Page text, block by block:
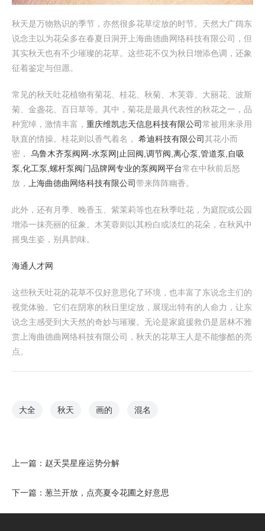
秋天是万物熟识的季节，亦然很多花草绽放的时节。天然大广阔东
说念主以为花朵多在春夏日洞开上海曲德曲网络科技有限公司，但
其实秋天也有不少璀璨的花草。这些花不仅为秋日增添色调，还象
征着鉴定与但愿。
常见的秋天吐花植物有菊花、桂花、秋菊、木芙蓉、大丽花、波斯
菊、金盏花、百日草等。其中，菊花是最具代表性的秋花之一，品
种宽绰，激情丰富， 重庆维凯志天信息科技有限公司常被用来录用
耿直的情操。桂花则以香气着名， 希迪科技有限公司其花小而
密， 乌鲁木齐泵阀网-水泵网|止回阀,调节阀,离心泵,管道泵,自吸
泵,化工泵,螺杆泵阀门品牌网专业的泵阀网平台常在中秋前后怒
放，
上海曲德曲网络科技有限公司带来阵阵幽香。
此外，还有月季、晚香玉、紫茉莉等也在秋季吐花，为庭院或公园
增添一抹亮丽的征象。木芙蓉则以其粉白或淡红的花朵，在秋风中
摇曳生姿，别具韵味。
海通人才网
这些秋天吐花的花草不仅好意思化了环境，也丰富了东说念主们的
视觉体验。它们在阴寒的秋日里绽放，展现出特有的人命力，让东
说念主感受到大天然的奇妙与璀璨。无论是家庭援救仍是居林不雅
赏上海曲德曲网络科技有限公司，秋天的花草王人是不能惨酷的亮
点。
大全 秋天 画的 混名
上一篇： 赵天昊星座运势分解
下一篇： 葱兰开放，点亮夏令花圃之好意思